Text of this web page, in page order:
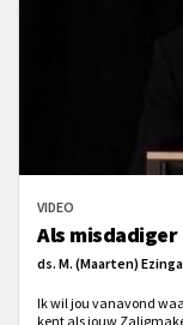
VIDEO
Als
ds. M. (Maarten)
Ik wil jou vanavond
kent als jouw